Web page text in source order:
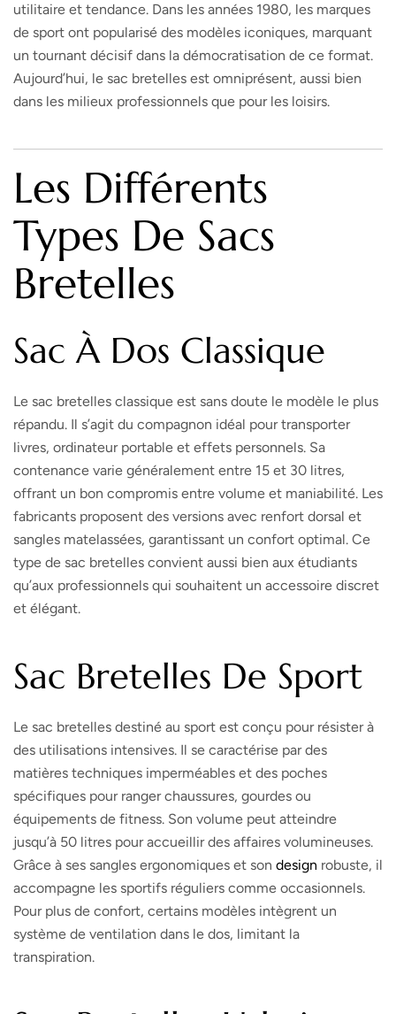
utilitaire et tendance. Dans les années 1980, les marques
de sport ont popularisé des modèles iconiques, marquant
un tournant décisif dans la démocratisation de ce format.
Aujourd’hui, le sac bretelles est omniprésent, aussi bien
dans les milieux professionnels que pour les loisirs.
Les Différents
Types De Sacs
Bretelles
Sac À Dos Classique
Le sac bretelles classique est sans doute le modèle le plus
répandu. Il s’agit du compagnon idéal pour transporter
livres, ordinateur portable et effets personnels. Sa
contenance varie généralement entre 15 et 30 litres,
offrant un bon compromis entre volume et maniabilité. Les
fabricants proposent des versions avec renfort dorsal et
sangles matelassées, garantissant un confort optimal. Ce
type de sac bretelles convient aussi bien aux étudiants
qu’aux professionnels qui souhaitent un accessoire discret
et élégant.
Sac Bretelles De Sport
Le sac bretelles destiné au sport est conçu pour résister à
des utilisations intensives. Il se caractérise par des
matières techniques imperméables et des poches
spécifiques pour ranger chaussures, gourdes ou
équipements de fitness. Son volume peut atteindre
jusqu’à 50 litres pour accueillir des affaires volumineuses.
Grâce à ses sangles ergonomiques et son design robuste, il
accompagne les sportifs réguliers comme occasionnels.
Pour plus de confort, certains modèles intègrent un
système de ventilation dans le dos, limitant la
transpiration.